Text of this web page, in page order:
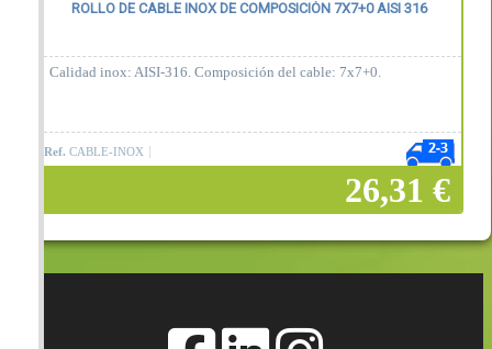
ROLLO DE CABLE INOX DE COMPOSICIÓN 7X7+0 AISI 316
Calidad inox: AISI-316. Composición del cable: 7x7+0.
Ref. CABLE-INOX
26,31 €
Añadir a la cesta